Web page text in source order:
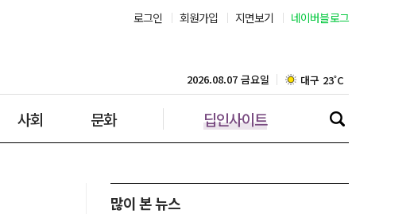
로그인 회원가입 지면보기 네이버블로그
사회 문화 딥인사이트
2026.08.07 금요일 대구 23˚C
인천 28˚C
많이 본 뉴스